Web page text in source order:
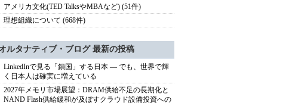
アメリカ文化(TED TalksやMBAなど) (51件)
理想組織について (668件)
ルタナティブ・ブログ 最新の投稿
LinkedInで見る「鎖国」する日本 ― でも、世界で輝
く日本人は確実に増えている
2027年メモリ市場展望：DRAM供給不足の長期化と
NAND Flash供給緩和が及ぼすクラウド設備投資への